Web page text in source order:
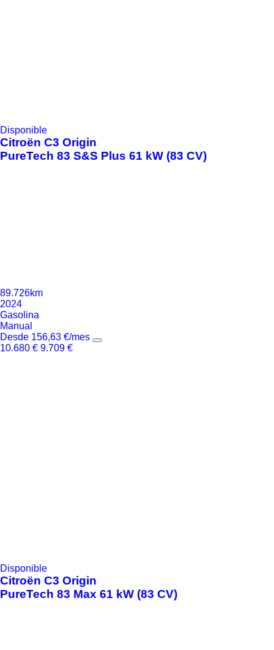
Disponible
Citroën C3 Origin
PureTech 83 S&S Plus 61 kW (83 CV)
89.726km
2024
Gasolina
Manual
Desde 156,63 €/mes
10.680 € 9.709 €
Disponible
Citroën C3 Origin
PureTech 83 Max 61 kW (83 CV)